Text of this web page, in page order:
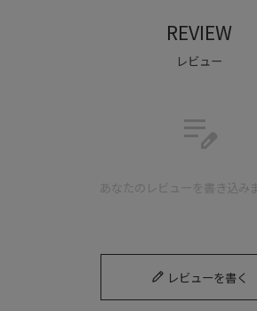
REVIEW
レビュー
edit_note
あなたのレビューを書き込み
レビューを書く